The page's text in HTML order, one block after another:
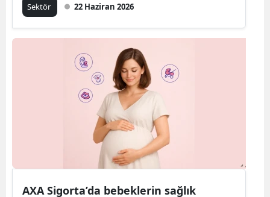
Sektör 22 Haziran 2026
AXA Sigorta’da bebeklerin sağlık